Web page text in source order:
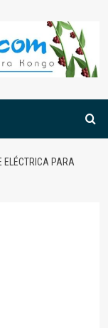
ELÉCTRICA PARA